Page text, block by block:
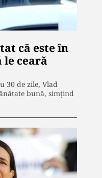
că este în
le ceară
30 de zile, Vlad
bună, simțind